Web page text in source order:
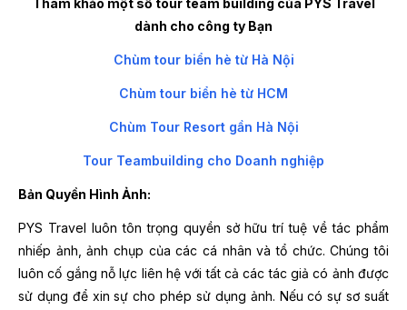
Tham khảo một số tour team building của PYS Travel
dành cho công ty Bạn
Chùm tour biển hè từ Hà Nội
Chùm tour biển hè từ HCM
Chùm Tour Resort gần Hà Nội
Tour Teambuilding cho Doanh nghiệp
Bản Quyền Hình Ảnh:
PYS Travel luôn tôn trọng quyền sở hữu trí tuệ về tác phẩm
nhiếp ảnh, ảnh chụp của các cá nhân và tổ chức. Chúng tôi
luôn cố gắng nỗ lực liên hệ với tất cả các tác giả có ảnh được
sử dụng để xin sự cho phép sử dụng ảnh. Nếu có sự sơ suất